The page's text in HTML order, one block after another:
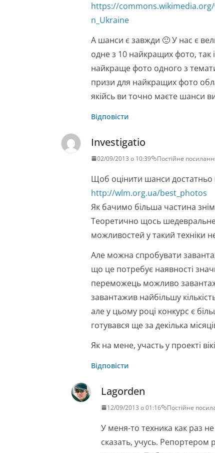
https://commons.wikimedia.org/
n_Ukraine
А шанси є завжди 🙂 У нас є
одне з 10 найкращих фото, так
найкраще фото одного з
призи для найкращих фото
якійсь ви точно маєте шанси
Відповісти
Investigatio
02/09/2013 о 10:39 Постійне
Щоб оцінити шанси достатньо
http://wlm.org.ua/best_photos
Як бачимо більша частина
Теоретично щось
можливостей у такий техніки
Але можна спробувати
що це потребує наявності
переможець можливо
завантажив найбільшу
але у цьому році конкурс є
готувався ще за декілька
Як на мене, участь у проекті
Відповісти
Lagorden
12/09/2013 о 01:16 Постійне
У меня-то техника как раз
сказать, учусь.